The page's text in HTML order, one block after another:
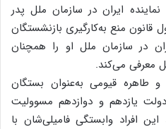
ایران در سازمان ملل پدر
قانون منع به‌کارگیری بازنشستگان
در سازمان ملل او را همچنان
معرفی می‌کند.
طاهره قیومی به‌عنوان بستگان
یازدهم و دوازدهم مسوولیت
افراد وابستگی فامیلی‌شان با